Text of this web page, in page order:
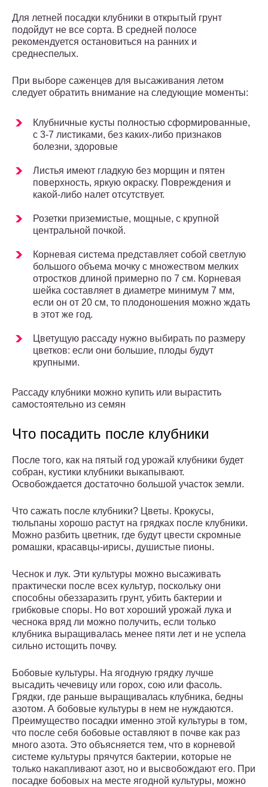
Для летней посадки клубники в открытый грунт
подойдут не все сорта. В средней полосе
рекомендуется остановиться на ранних и
среднеспелых.
При выборе саженцев для высаживания летом
следует обратить внимание на следующие моменты:
Клубничные кусты полностью сформированные,
с 3-7 листиками, без каких-либо признаков
болезни, здоровые
Листья имеют гладкую без морщин и пятен
поверхность, яркую окраску. Повреждения и
какой-либо налет отсутствует.
Розетки приземистые, мощные, с крупной
центральной почкой.
Корневая система представляет собой светлую
большого объема мочку с множеством мелких
отростков длиной примерно по 7 см. Корневая
шейка составляет в диаметре минимум 7 мм,
если он от 20 см, то плодоношения можно ждать
в этот же год.
Цветущую рассаду нужно выбирать по размеру
цветков: если они большие, плоды будут
крупными.
Рассаду клубники можно купить или вырастить
самостоятельно из семян
Что посадить после клубники
После того, как на пятый год урожай клубники будет
собран, кустики клубники выкапывают.
Освобождается достаточно большой участок земли.
Что сажать после клубники? Цветы. Крокусы,
тюльпаны хорошо растут на грядках после клубники.
Можно разбить цветник, где будут цвести скромные
ромашки, красавцы-ирисы, душистые пионы.
Чеснок и лук. Эти культуры можно высаживать
практически после всех культур, поскольку они
способны обеззаразить грунт, убить бактерии и
грибковые споры. Но вот хороший урожай лука и
чеснока вряд ли можно получить, если только
клубника выращивалась менее пяти лет и не успела
сильно истощить почву.
Бобовые культуры. На ягодную грядку лучше
высадить чечевицу или горох, сою или фасоль.
Грядки, где раньше выращивалась клубника, бедны
азотом. А бобовые культуры в нем не нуждаются.
Преимущество посадки именно этой культуры в том,
что после себя бобовые оставляют в почве как раз
много азота. Это объясняется тем, что в корневой
системе культуры прячутся бактерии, которые не
только накапливают азот, но и высвобождают его. При
посадке бобовых на месте ягодной культуры, можно